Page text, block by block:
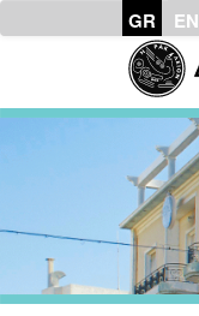
GR EN